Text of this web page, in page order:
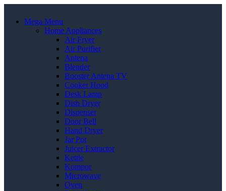
Mega Menu
Home Appliances
Air Fryer
Air Purifier
Antena
Blender
Booster Antena TV
Cooker Hood
Desk Lamp
Dish Dryer
Dispenser
Door Bell
Hand Dryer
Jar Pot
Juicer Extractor
Kettle
Kompor
Microwave
Oven